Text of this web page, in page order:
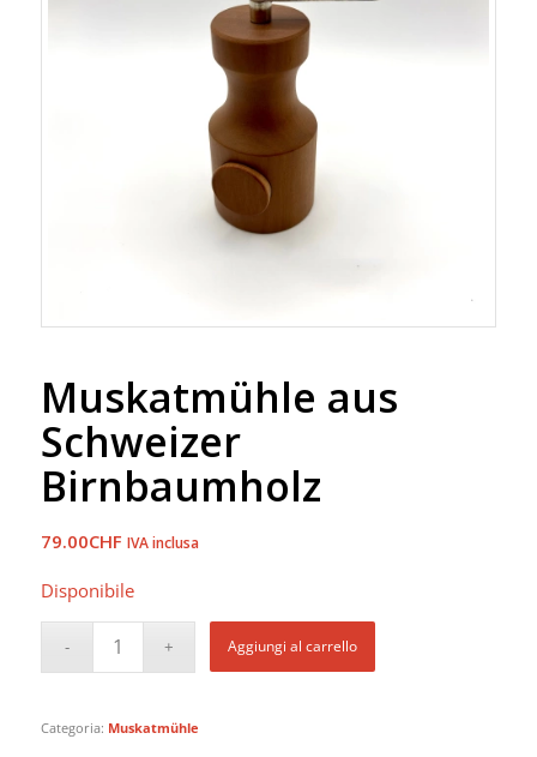
Muskatmühle aus
Schweizer
Birnbaumholz
79.00CHF IVA inclusa
Disponibile
Aggiungi al carrello
Categoria: Muskatmühle